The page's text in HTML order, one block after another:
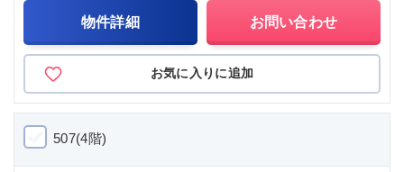
物件詳細 お問い合わせ
お気に入りに追加
507(4階)